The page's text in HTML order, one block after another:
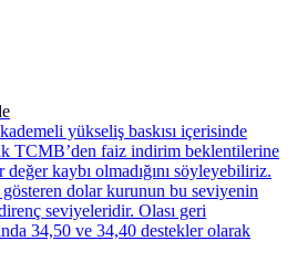
yükseliş baskısı içerisinde
TCMB’den faiz indirim beklentilerine
kaybı olmadığını söyleyebiliriz.
dolar kurunun bu seviyenin
seviyeleridir. Olası geri
34,50 ve 34,40 destekler olarak